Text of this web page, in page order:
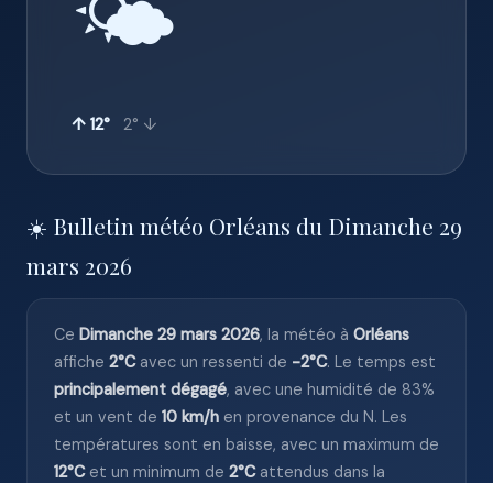
↑ 12° 2° ↓
☀️ Bulletin météo Orléans du Dimanche 29
mars 2026
Ce Dimanche 29 mars 2026, la météo à Orléans
affiche 2°Cavec un ressenti de -2°C. Le temps est
principalement dégagé, avec une humidité de 83%
et un vent de 10 km/h en provenance du N. Les
températures sont en baisse, avec un maximum de
12°Cet un minimum de 2°Cattendus dans la